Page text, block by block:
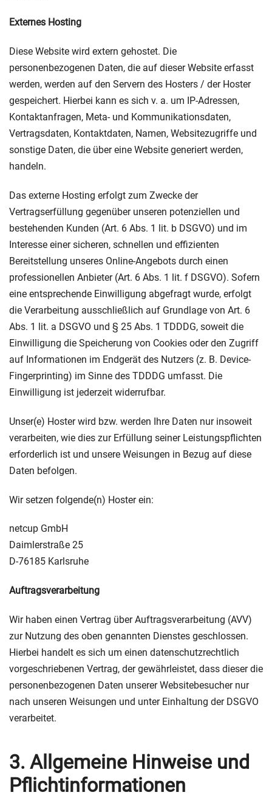
Externes Hosting
Diese Website wird extern gehostet. Die
personenbezogenen Daten, die auf dieser Website erfasst
werden, werden auf den Servern des Hosters / der Hoster
gespeichert. Hierbei kann es sich v. a. um IP-Adressen,
Kontaktanfragen, Meta- und Kommunikationsdaten,
Vertragsdaten, Kontaktdaten, Namen, Websitezugriffe und
sonstige Daten, die über eine Website generiert werden,
handeln.
Das externe Hosting erfolgt zum Zwecke der
Vertragserfüllung gegenüber unseren potenziellen und
bestehenden Kunden (Art. 6 Abs. 1 lit. b DSGVO) und im
Interesse einer sicheren, schnellen und effizienten
Bereitstellung unseres Online-Angebots durch einen
professionellen Anbieter (Art. 6 Abs. 1 lit. f DSGVO). Sofern
eine entsprechende Einwilligung abgefragt wurde, erfolgt
die Verarbeitung ausschließlich auf Grundlage von Art. 6
Abs. 1 lit. a DSGVO und § 25 Abs. 1 TDDDG, soweit die
Einwilligung die Speicherung von Cookies oder den Zugriff
auf Informationen im Endgerät des Nutzers (z. B. Device-
Fingerprinting) im Sinne des TDDDG umfasst. Die
Einwilligung ist jederzeit widerrufbar.
Unser(e) Hoster wird bzw. werden Ihre Daten nur insoweit
verarbeiten, wie dies zur Erfüllung seiner Leistungspflichten
erforderlich ist und unsere Weisungen in Bezug auf diese
Daten befolgen.
Wir setzen folgende(n) Hoster ein:
netcup GmbH
Daimlerstraße 25
D-76185 Karlsruhe
Auftragsverarbeitung
Wir haben einen Vertrag über Auftragsverarbeitung (AVV)
zur Nutzung des oben genannten Dienstes geschlossen.
Hierbei handelt es sich um einen datenschutzrechtlich
vorgeschriebenen Vertrag, der gewährleistet, dass dieser die
personenbezogenen Daten unserer Websitebesucher nur
nach unseren Weisungen und unter Einhaltung der DSGVO
verarbeitet.
3. Allgemeine Hinweise und
Pflicht­informationen